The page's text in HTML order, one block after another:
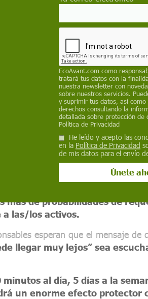
datos, los autores/autoras
físico tenían más del
​​en el hospitalen
más de 150 minutos de
fue el factor de riesgo
con los factores de riesgo
la obesidad, la diabetes,
cardiovasculares y el
fueron 2,49 veces
ejercicio físico
, en
de manera constante.
más de probabilidades de
las/los activos.
esperan que el mensaje de
llegar muy lejos” sea
al día, 5 días a la
un enorme efecto protector
EcoAvant.com como
tratará tus datos con la
nuestra newsletter con
sobre nuestros servicios.
y suprimir tus datos, así
derechos consultando la
detallada sobre protección de
Política de Privacidad
He leído y acepto las
en la Política de Privacidad
de mis datos para el envío